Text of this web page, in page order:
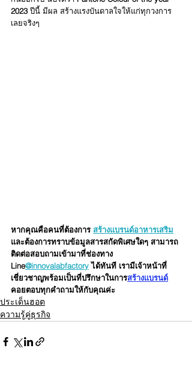
2023 ปีนี้ มีผล สร้างแรงบันดาลใจให้แก่ทุกวงการ
เลยจริงๆ
หากคุณคือคนที่ต้องการ สร้างแบรนด์อาหารเสริม
และต้องการทราบข้อมูลสารสกัดพิเศษใดๆ สามารถ
ติดต่อสอบถามเข้ามาที่ช่องทาง
Line@innovalabfactory ได้ทันที เรามีเจ้าหน้าที่
เชี่ยวชาญพร้อมเป็นที่ปรึกษาในการสร้างแบรนด์
คอยตอบทุกคำถามให้กับคุณค่ะ
ประเด็นฮอต
ความรู้คู่ธุรกิจ